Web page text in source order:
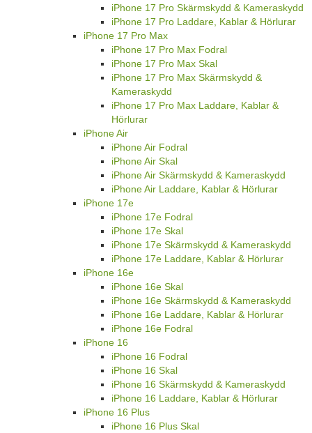
iPhone 17 Pro Skärmskydd & Kameraskydd
iPhone 17 Pro Laddare, Kablar & Hörlurar
iPhone 17 Pro Max
iPhone 17 Pro Max Fodral
iPhone 17 Pro Max Skal
iPhone 17 Pro Max Skärmskydd &
Kameraskydd
iPhone 17 Pro Max Laddare, Kablar &
Hörlurar
iPhone Air
iPhone Air Fodral
iPhone Air Skal
iPhone Air Skärmskydd & Kameraskydd
iPhone Air Laddare, Kablar & Hörlurar
iPhone 17e
iPhone 17e Fodral
iPhone 17e Skal
iPhone 17e Skärmskydd & Kameraskydd
iPhone 17e Laddare, Kablar & Hörlurar
iPhone 16e
iPhone 16e Skal
iPhone 16e Skärmskydd & Kameraskydd
iPhone 16e Laddare, Kablar & Hörlurar
iPhone 16e Fodral
iPhone 16
iPhone 16 Fodral
iPhone 16 Skal
iPhone 16 Skärmskydd & Kameraskydd
iPhone 16 Laddare, Kablar & Hörlurar
iPhone 16 Plus
iPhone 16 Plus Skal